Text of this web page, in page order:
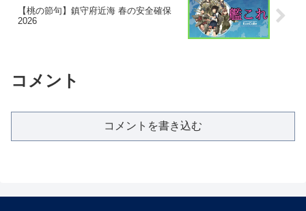
【桃の節句】鎮守府近海 春の安全確保
2026
コメント
コメントを書き込む